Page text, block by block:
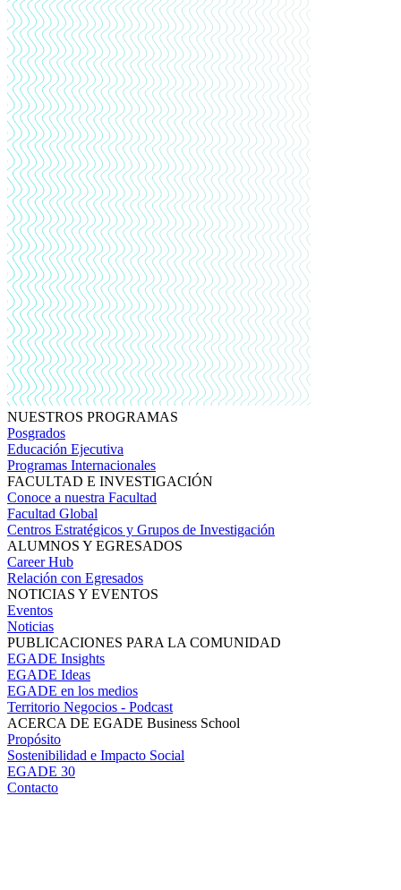
NUESTROS PROGRAMAS
Posgrados
Educación Ejecutiva
Programas Internacionales
FACULTAD E INVESTIGACIÓN
Conoce a nuestra Facultad
Facultad Global
Centros Estratégicos y Grupos de Investigación
ALUMNOS Y EGRESADOS
Career Hub
Relación con Egresados
NOTICIAS Y EVENTOS
Eventos
Noticias
PUBLICACIONES PARA LA COMUNIDAD
EGADE Insights
EGADE Ideas
EGADE en los medios
Territorio Negocios - Podcast
ACERCA DE EGADE Business School
Propósito
Sostenibilidad e Impacto Social
EGADE 30
Contacto